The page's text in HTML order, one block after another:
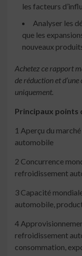
les facteurs
Analyser les
que les
nouveaux
Achetez ce rapport
de réduction et
uniquement.
Principaux points
1 Aperçu du
automobile
2 Concurrence
refroidissement
3 Capacité
automobile,
4
refroidissement
consommation,